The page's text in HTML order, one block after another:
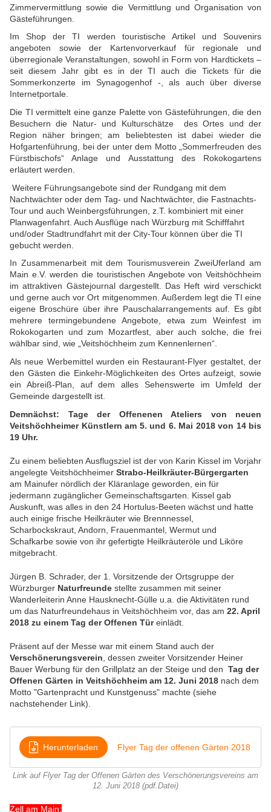
Zimmervermittlung sowie die Vermittlung und Organisation von
Gästeführungen.
Im Shop der TI werden touristische Artikel und Souvenirs
angeboten sowie der Kartenvorverkauf für regionale und
überregionale Veranstaltungen, sowohl in Form von Hardtickets –
seit diesem Jahr gibt es in der TI auch die Tickets für die
Sommerkonzerte im Synagogenhof -, als auch über diverse
Internetportale.
Die TI vermittelt eine ganze Palette von Gästeführungen, die den
Besuchern die Natur- und Kulturschätze des Ortes und der
Region näher bringen; am beliebtesten ist dabei wieder die
Hofgartenführung, bei der unter dem Motto „Sommerfreuden des
Fürstbischofs“ Anlage und Ausstattung des Rokokogartens
erläutert werden.
Weitere Führungsangebote sind der Rundgang mit dem
Nachtwächter oder dem Tag- und Nachtwächter, die Fastnachts-
Tour und auch Weinbergsführungen, z.T. kombiniert mit einer
Planwagenfahrt. Auch Ausflüge nach Würzburg mit Schifffahrt
und/oder Stadtrundfahrt mit der City-Tour können über die TI
gebucht werden.
In Zusammenarbeit mit dem Tourismusverein ZweiUferland am
Main e.V. werden die touristischen Angebote von Veitshöchheim
im attraktiven Gästejournal dargestellt. Das Heft wird verschickt
und gerne auch vor Ort mitgenommen. Außerdem legt die TI eine
eigene Broschüre über ihre Pauschalarrangements auf. Es gibt
mehrere termingebundene Angebote, etwa zum Weinfest im
Rokokogarten und zum Mozartfest, aber auch solche, die frei
wählbar sind, wie „Veitshöchheim zum Kennenlernen“.
Als neue Werbemittel wurden ein Restaurant-Flyer gestaltet, der
den Gästen die Einkehr-Möglichkeiten des Ortes aufzeigt, sowie
ein Abreiß-Plan, auf dem alles Sehenswerte im Umfeld der
Gemeinde dargestellt ist.
Demnächst: Tage der Offenenen Ateliers von neuen
Veitshöchheimer Künstlern am 5. und 6. Mai 2018 von 14 bis
19 Uhr.
Zu einem beliebten Ausflugsziel ist der von Karin Kissel im Vorjahr
angelegte Veitshöchheimer Strabo-Heilkräuter-Bürgergarten
am Mainufer nördlich der Kläranlage geworden, ein für
jedermann zugänglicher Gemeinschaftsgarten. Kissel gab
Auskunft, was alles in den 24 Hortulus-Beeten wächst und hatte
auch einige frische Heilkräuter wie Brennnessel,
Scharbockskraut, Andorn, Frauenmantel, Wermut und
Schafkarbe sowie von ihr gefertigte Heilkräuteröle und Liköre
mitgebracht.
Jürgen B. Schrader, der 1. Vorsitzende der Ortsgruppe der
Würzburger Naturfreunde stellte zusammen mit seiner
Wanderleiterin Anne Hausknecht-Gülle u.a. die Aktivitäten rund
um das Naturfreundehaus in Veitshöchheim vor, das am 22. April
2018 zu einem Tag der Offenen Türeinlädt.
Präsent auf der Messe war mit einem Stand auch der
Verschönerungsverein, dessen zweiter Vorsitzender Heiner
Bauer Werbung für den Grillplatz an der Steige und den Tag der
Offenen Gärten in Veitshöchheim am 12. Juni 2018 nach dem
Motto "Gartenpracht und Kunstgenuss" machte (siehe
nachstehender Link).
Herunterladen Flyer Tag der offenen Gärten 2018
Link auf Flyer Tag der Offenen Gärten des Verschönerungsvereins am
12. Juni 2018 (pdf.Datei)
Zell am Main: